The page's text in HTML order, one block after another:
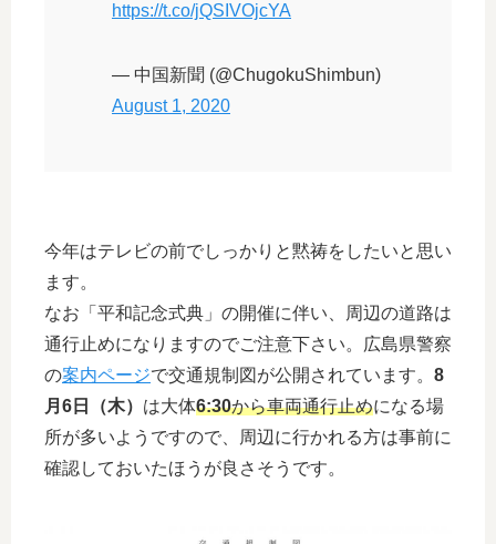
https://t.co/jQSIVOjcYA
— 中国新聞 (@ChugokuShimbun)
August 1, 2020
今年はテレビの前でしっかりと黙祷をしたいと思い
ます。
なお「平和記念式典」の開催に伴い、周辺の道路は
通行止めになりますのでご注意下さい。広島県警察
の案内ページで交通規制図が公開されています。 8
月6日（木） は大体6:30から車両通行止めになる場
所が多いようですので、周辺に行かれる方は事前に
確認しておいたほうが良さそうです。